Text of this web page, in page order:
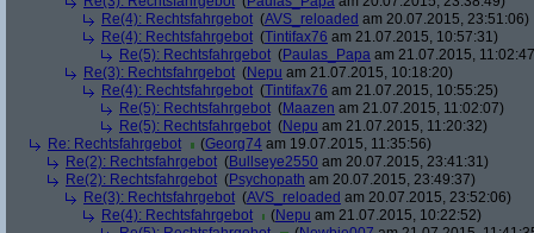
Re(4): Rechtsfahrgebot (AVS_reloaded am 20.07.2015, 23:51:06)
Re(4): Rechtsfahrgebot (Tintifax76 am 21.07.2015, 10:57:31)
Re(5): Rechtsfahrgebot (Paulas_Papa am 21.07.2015,
Re(3): Rechtsfahrgebot (Nepu am 21.07.2015, 10:18:20)
Re(4): Rechtsfahrgebot (Tintifax76 am 21.07.2015, 10:55:25)
Re(5): Rechtsfahrgebot (Maazen am 21.07.2015, 11:02:07)
Re(5): Rechtsfahrgebot (Nepu am 21.07.2015, 11:20:32)
Re: Rechtsfahrgebot
(Georg74 am 19.07.2015, 11:35:56)
Re(2): Rechtsfahrgebot (Bullseye2550 am 20.07.2015, 23:41:31)
Re(2): Rechtsfahrgebot (Psychopath am 20.07.2015, 23:49:37)
Re(3): Rechtsfahrgebot (AVS_reloaded am 20.07.2015, 23:52:06)
Re(4): Rechtsfahrgebot
(Nepu am 21.07.2015, 10:22:52)